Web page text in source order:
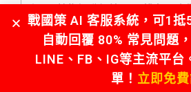
利用 AI 生成獨特的公司名稱、品
打造令人印象深刻的品牌形象。
課程中將實際操作多種 AI 行銷工
AI 自動化行銷流程，包括 EDM 發
戰國策 AI 客服系統，可1抵
自動回覆 80% 常見問題
LINE、FB、IG等主流平台
單！ 立即免費